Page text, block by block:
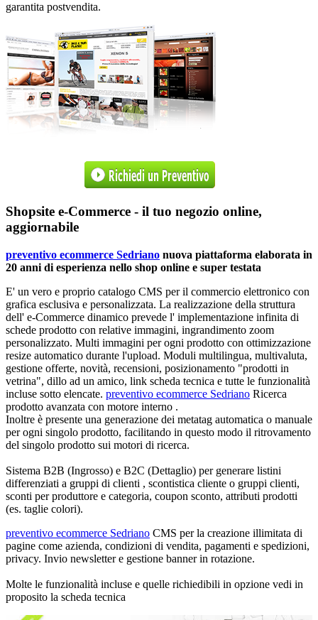
garantita postvendita.
Shopsite e-Commerce - il tuo negozio online,
aggiornabile
preventivo ecommerce Sedriano nuova piattaforma elaborata in
20 anni di esperienza nello shop online e super testata
E' un vero e proprio catalogo CMS per il commercio elettronico con
grafica esclusiva e personalizzata. La realizzazione della struttura
dell' e-Commerce dinamico prevede l' implementazione infinita di
schede prodotto con relative immagini, ingrandimento zoom
personalizzato. Multi immagini per ogni prodotto con ottimizzazione
resize automatico durante l'upload. Moduli multilingua, multivaluta,
gestione offerte, novità, recensioni, posizionamento "prodotti in
vetrina", dillo ad un amico, link scheda tecnica e tutte le funzionalità
incluse sotto elencate. preventivo ecommerce Sedriano Ricerca
prodotto avanzata con motore interno .
Inoltre è presente una generazione dei metatag automatica o manuale
per ogni singolo prodotto, facilitando in questo modo il ritrovamento
del singolo prodotto sui motori di ricerca.
Sistema B2B (Ingrosso) e B2C (Dettaglio) per generare listini
differenziati a gruppi di clienti , scontistica cliente o gruppi clienti,
sconti per produttore e categoria, coupon sconto, attributi prodotti
(es. taglie colori).
preventivo ecommerce Sedriano CMS per la creazione illimitata di
pagine come azienda, condizioni di vendita, pagamenti e spedizioni,
privacy. Invio newsletter e gestione banner in rotazione.
Molte le funzionalità incluse e quelle richiedibili in opzione vedi in
proposito la scheda tecnica